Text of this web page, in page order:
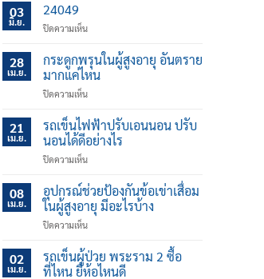
03
มิ.ย.
24049
ปิดความเห็นบน
28
เม.ย.
กระดูกพรุนในผู้สูงอายุ อันตราย
มากแค่ไหน
ปิดความเห็นบน
พรุน
ใน
ผู้
สูง
อันตราย
มาก
แค่
ไหน
21
เม.ย.
รถเข็นไฟฟ้าปรับเอนนอน ปรับ
นอนได้ดีอย่างไร
ปิดความเห็นบน
เข็น
ไฟฟ้า
ปรับ
เอน
ปรับ
นอน
08
เม.ย.
อุปกรณ์ช่วยป้องกันข้อเข่าเสื่อม
ในผู้สูงอายุ มีอะไรบ้าง
ปิดความเห็นบน
ช่วย
ป้องกัน
02
เม.ย.
รถเข็นผู้ป่วย พระราม 2 ซื้อ
ที่ไหน ยี่ห้อไหนดี